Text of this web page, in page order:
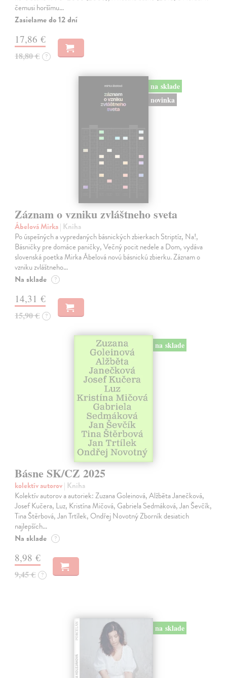
čemusi horšímu…
Zasielame do 12 dní
17,86 €
18,80 € ?
na sklade
novinka
Záznam o vzniku zvláštneho sveta
Ábelová Mirka| Kniha
Po úspešných a vypredaných básnických zbierkach Striptíz, Na!,
Básničky pre domáce paničky, Večný pocit nedele a Dom, vydáva
slovenská poetka Mirka Ábelová novú básnickú zbierku. Záznam o
vzniku zvláštneho…
Na sklade ?
14,31 €
15,90 € ?
na sklade
Básne SK/CZ 2025
kolektív autorov| Kniha
Kolektív autorov a autoriek: Zuzana Goleinová, Alžběta Janečková,
Josef Kučera, Luz, Kristína Mičová, Gabriela Sedmáková, Jan Ševčík,
Tina Štěrbová, Jan Trtílek, Ondřej Novotný Zborník desiatich
najlepších…
Na sklade ?
8,98 €
9,45 € ?
na sklade